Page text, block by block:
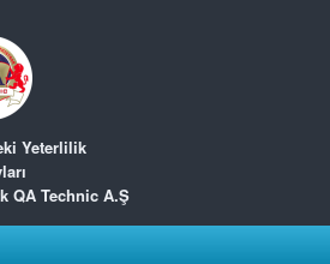
Yeterlilik
QA Technic A.Ş